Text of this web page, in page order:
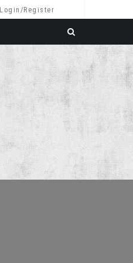
Login/Register